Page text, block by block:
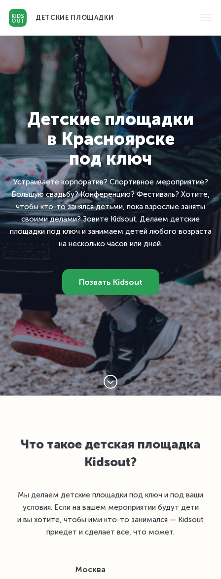
ДЕТСКИЕ ПЛОЩАДКИ
Детские площадки
в Красноярске
под ключ
Устраиваете корпоратив? Спортивное мероприятие?
Большую свадьбу? Конференцию? Фестиваль? Хотите,
чтобы кто-то занялся детьми, пока взрослые заняты
своими делами? Зовите Kidsout. Делаем детские
площадки под ключ и занимаем детей любого возраста
на несколько часов или дней.
Позвать Kidsout
Что такое детская площадка
Kidsout?
Мы делаем детские площадки под ключ и под ваши
условия. Если на вашем мероприятии будут дети
и вы хотите, чтобы ими кто-то занимался — Kidsout
приедет и сделает все, что может.
Москва